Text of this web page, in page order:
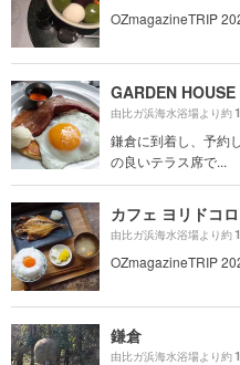
OZmagazineTRIP
GARDEN
由比ガ浜海水浴場より約
鎌倉に到着し、予約
の良いテラス席で...
カフェ ヨリドコロ
由比ガ浜海水浴場より約
OZmagazineTRIP
鎌倉
由比ガ浜海水浴場より約